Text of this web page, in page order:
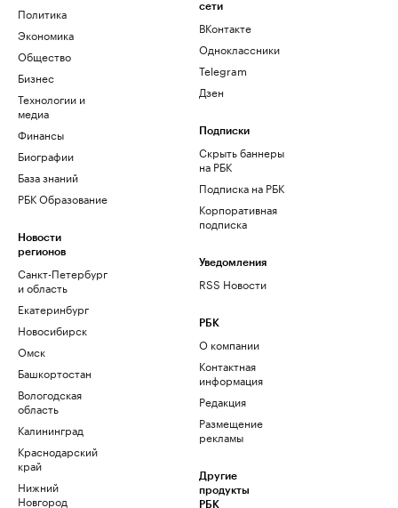
Политика
Экономика
Общество
Бизнес
Технологии и
медиа
Финансы
Биографии
База знаний
РБК Образование
Новости
регионов
Санкт-Петербург
и область
Екатеринбург
Новосибирск
Омск
Башкортостан
Вологодская
область
Калининград
Краснодарский
край
Нижний
Новгород
сети
ВКонтакте
Одноклассники
Telegram
Дзен
Подписки
Скрыть баннеры
на РБК
Подписка на РБК
Корпоративная
подписка
Уведомления
RSS Новости
РБК
О компании
Контактная
информация
Редакция
Размещение
рекламы
Другие
продукты
РБК